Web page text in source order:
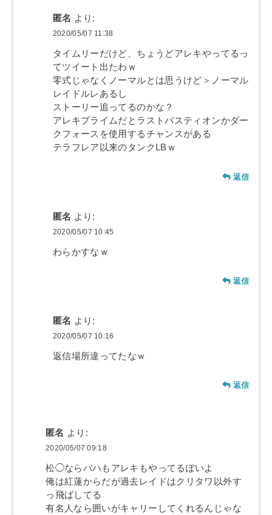
匿名 より:
2020/05/07 11:38
タイムリーだけど、ちょうどアレキやってるっ
てツイート出たわｗ
零式じゃなくノーマルとは思うけど＞ノーマル
レイドルレあるし
ストーリー追ってるのかな？
アレキプライムだとラストバスティオンかダー
クフォースを使用するチャンスがある
テラフレア以来のタンクLBｗ
返信
匿名 より:
2020/05/07 10:45
わらかすなｗ
返信
匿名 より:
2020/05/07 10:16
返信場所違ってたなｗ
返信
匿名 より:
2020/05/07 09:18
松◯ならバハもアレキもやってるぽいよ
俺は紅蓮からだが過去レイドはクリタワ以外す
っ飛ばしてる
有名人なら囲いがキャリーしてくれるんじゃな